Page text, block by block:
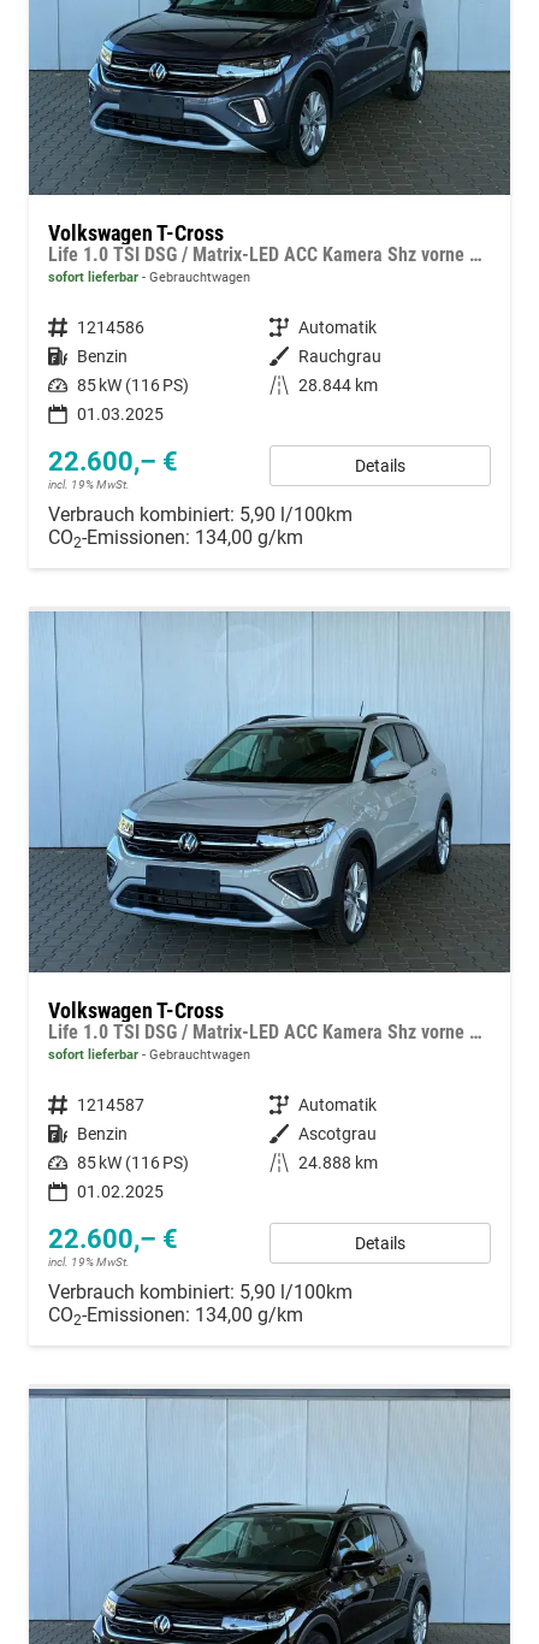
Volkswagen T-Cross
Life 1.0 TSI DSG / Matrix-LED ACC Kamera Shz vorne Apple Carplay Alu 17'' Winterreifen
sofort lieferbar Gebrauchtwagen
Fahrzeugnummer 1214586 Getriebe Automatik
Kraftstoff Benzin Außenfarbe Rauchgrau
Leistung 85 kW (116 PS) Kilometerstand 28.844 km
01.03.2025
22.600,– €
incl. 19% MwSt.
Details
Verbrauch kombiniert: 5,90 l/100km
CO2-Emissionen: 134,00 g/km
Volkswagen T-Cross
Life 1.0 TSI DSG / Matrix-LED ACC Kamera Shz vorne Apple Carplay Alu 17'' Winterreifen
sofort lieferbar Gebrauchtwagen
Fahrzeugnummer 1214587 Getriebe Automatik
Kraftstoff Benzin Außenfarbe Ascotgrau
Leistung 85 kW (116 PS) Kilometerstand 24.888 km
01.02.2025
22.600,– €
incl. 19% MwSt.
Details
Verbrauch kombiniert: 5,90 l/100km
CO2-Emissionen: 134,00 g/km